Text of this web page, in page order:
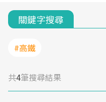
關鍵字搜尋
#高鐵
共4筆搜尋結果